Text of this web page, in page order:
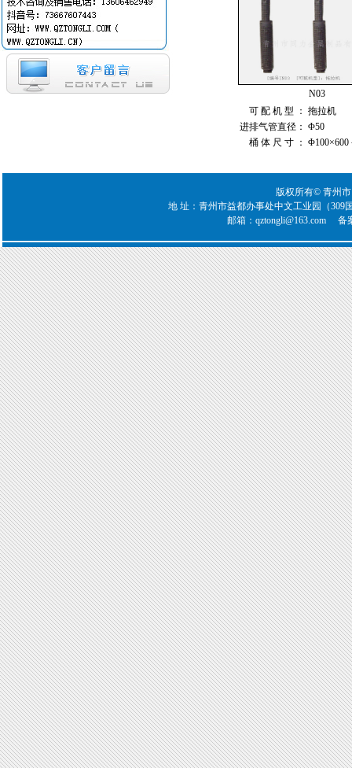
N03
可 配 机 型 ： 拖拉机
进排气管直径： Φ50
桶 体 尺 寸 ： Φ100×600
版权所有© 青州
地 址：青州市益都办事处中文工业园（309
邮箱：qztongli@163.com 备